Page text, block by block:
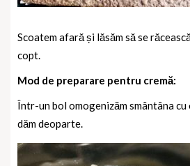
Scoatem afară și lăsăm să se
copt.
Mod de preparare pentru cremă:
Într-un bol omogenizăm smântâna cu
dăm deoparte.